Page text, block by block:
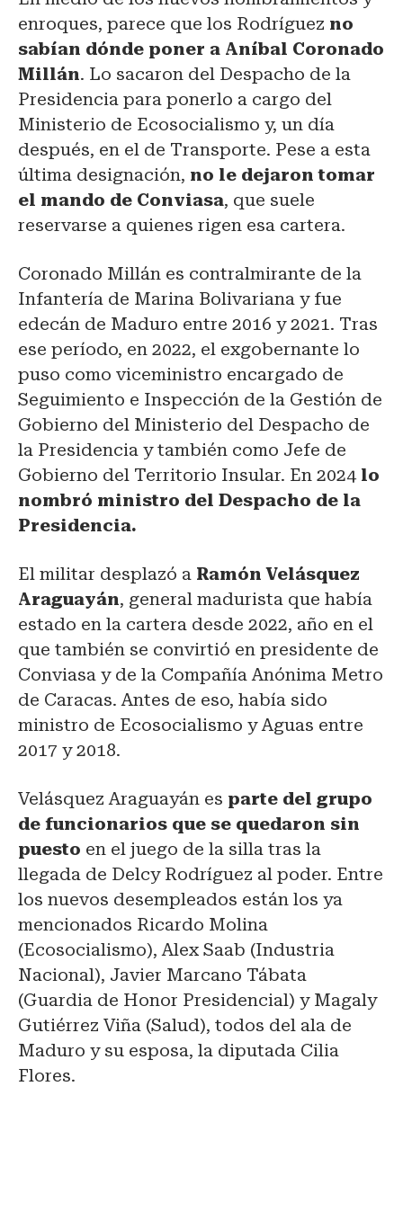
enroques, parece que los Rodríguez no
sabían dónde poner a Aníbal Coronado
Millán. Lo sacaron del Despacho de la
Presidencia para ponerlo a cargo del
Ministerio de Ecosocialismo y, un día
después, en el de Transporte. Pese a esta
última designación, no le dejaron tomar
el mando de Conviasa, que suele
reservarse a quienes rigen esa cartera.
Coronado Millán es contralmirante de la
Infantería de Marina Bolivariana y fue
edecán de Maduro entre 2016 y 2021. Tras
ese período, en 2022, el exgobernante lo
puso como viceministro encargado de
Seguimiento e Inspección de la Gestión de
Gobierno del Ministerio del Despacho de
la Presidencia y también como Jefe de
Gobierno del Territorio Insular. En 2024 lo
nombró ministro del Despacho de la
Presidencia.
El militar desplazó a Ramón Velásquez
Araguayán, general madurista que había
estado en la cartera desde 2022, año en el
que también se convirtió en presidente de
Conviasa y de la Compañía Anónima Metro
de Caracas. Antes de eso, había sido
ministro de Ecosocialismo y Aguas entre
2017 y 2018.
Velásquez Araguayán es parte del grupo
de funcionarios que se quedaron sin
puesto en el juego de la silla tras la
llegada de Delcy Rodríguez al poder. Entre
los nuevos desempleados están los ya
mencionados Ricardo Molina
(Ecosocialismo), Alex Saab (Industria
Nacional), Javier Marcano Tábata
(Guardia de Honor Presidencial) y Magaly
Gutiérrez Viña (Salud), todos del ala de
Maduro y su esposa, la diputada Cilia
Flores.